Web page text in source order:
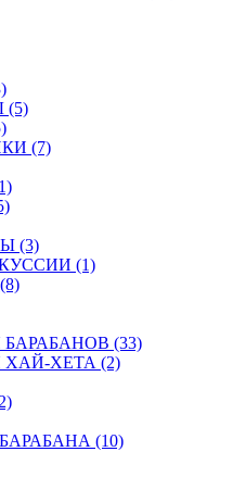
(5)
(7)
(3)
(1)
(33)
ХЕТА (2)
(10)